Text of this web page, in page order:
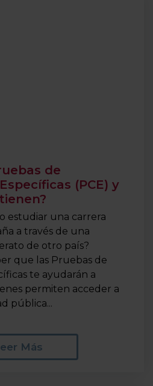
de
(PCE) y
estudiar una carrera
a través de una
de otro país?
que las Pruebas de
te ayudarán a
permiten acceder a
pública...
Más